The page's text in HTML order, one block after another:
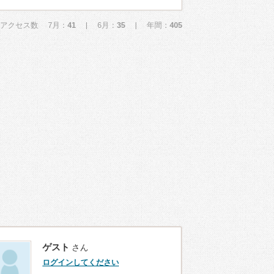
アクセス数 7月： 41 | 6月： 35 | 年間： 405
ゲスト さん
ログインしてください